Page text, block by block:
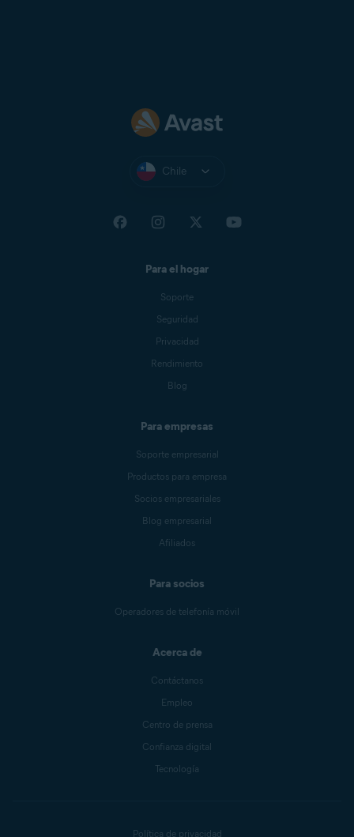
Chile
Para el hogar
Soporte
Seguridad
Privacidad
Rendimiento
Blog
Para empresas
Soporte empresarial
Productos para empresa
Socios empresariales
Blog empresarial
Afiliados
Para socios
Operadores de telefonía móvil
Acerca de
Contáctanos
Empleo
Centro de prensa
Confianza digital
Tecnología
Política de privacidad